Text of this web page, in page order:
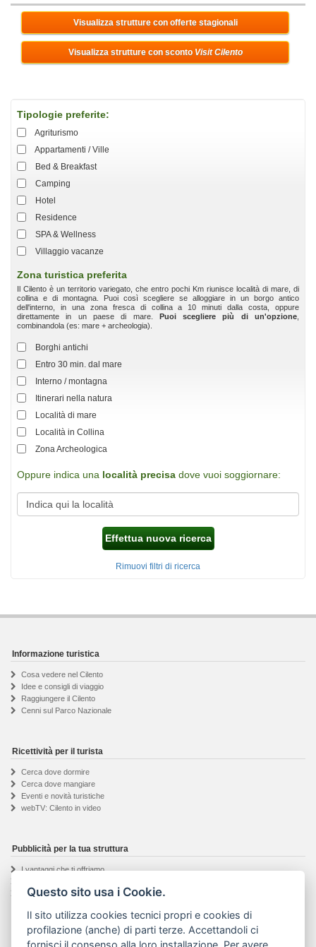
Visualizza strutture con offerte stagionali
Visualizza strutture con sconto Visit Cilento
Tipologie preferite:
Agriturismo
Appartamenti / Ville
Bed & Breakfast
Camping
Hotel
Residence
SPA & Wellness
Villaggio vacanze
Zona turistica preferita
Il Cilento è un territorio variegato, che entro pochi Km riunisce località di mare, di
collina e di montagna. Puoi così scegliere se alloggiare in un borgo antico
dell'interno, in una zona fresca di collina a 10 minuti dalla costa, oppure
direttamente in un paese di mare. Puoi scegliere più di un'opzione
combinandola (es: mare + archeologia).
Borghi antichi
Entro 30 min. dal mare
Interno / montagna
Itinerari nella natura
Località di mare
Località in Collina
Zona Archeologica
Oppure indica una località precisa dove vuoi soggiornare:
Effettua nuova ricerca
Rimuovi filtri di ricerca
Informazione turistica
Cosa vedere nel Cilento
Idee e consigli di viaggio
Raggiungere il Cilento
Cenni sul Parco Nazionale
Ricettività per il turista
Cerca dove dormire
Cerca dove mangiare
Eventi e novità turistiche
webTV: Cilento in video
Pubblicità per la tua struttura
I vantaggi che ti offriamo
Richiedi informazioni
Questo sito usa i Cookie.
Il sito utilizza cookies tecnici propri e cookies di
profilazione (anche) di parti terze. Accettandoli ci
fornisci il consenso alla loro installazione. Per avere